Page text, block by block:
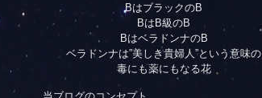
BはブラックのB
BはB級のB
BはベラドンナのB
ベラドンナは”美しき貴婦人”という意味の
毒にも薬にもなる花
当ブログのコンセプト